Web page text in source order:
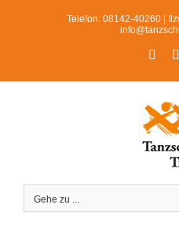
Telefon: 08142-40260 |
Gehe zu ...